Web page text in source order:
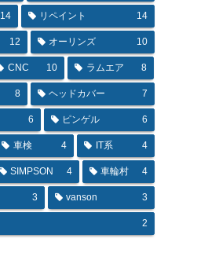
14 リペイント 14
12 オーリンズ 10
CNC 10 ラムエア 8
8 ヘッドカバー 7
6 ピンゲル 6
車検 4 IT系 4
SIMPSON 4 車輪村 4
3 vanson 3
2